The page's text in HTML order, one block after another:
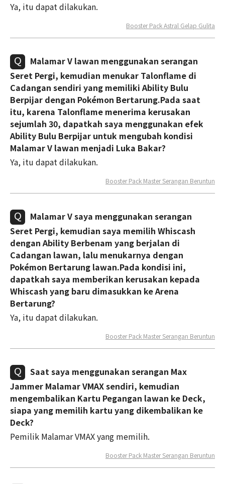
Ya, itu dapat dilakukan.
Booster Pack Astral Gelap Gulita
Malamar V lawan menggunakan serangan
Seret Pergi, kemudian menukar Talonflame di
Cadangan sendiri yang memiliki Ability Bulu
Berpijar dengan Pokémon Bertarung.Pada saat
itu, karena Talonflame menerima kerusakan
sejumlah 30, dapatkah saya menggunakan efek
Ability Bulu Berpijar untuk mengubah kondisi
Malamar V lawan menjadi Luka Bakar?
Ya, itu dapat dilakukan.
Booster Pack Master Serangan Beruntun
Malamar V saya menggunakan serangan
Seret Pergi, kemudian saya memilih Whiscash
dengan Ability Berbenam yang berjalan di
Cadangan lawan, lalu menukarnya dengan
Pokémon Bertarung lawan.Pada kondisi ini,
dapatkah saya memberikan kerusakan kepada
Whiscash yang baru dimasukkan ke Arena
Bertarung?
Ya, itu dapat dilakukan.
Booster Pack Master Serangan Beruntun
Saat saya menggunakan serangan Max
Jammer Malamar VMAX sendiri, kemudian
mengembalikan Kartu Pegangan lawan ke Deck,
siapa yang memilih kartu yang dikembalikan ke
Deck?
Pemilik Malamar VMAX yang memilih.
Booster Pack Master Serangan Beruntun